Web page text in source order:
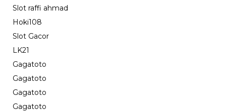
Slot raffi ahmad
Hoki108
Slot Gacor
LK21
Gagatoto
Gagatoto
Gagatoto
Gagatoto